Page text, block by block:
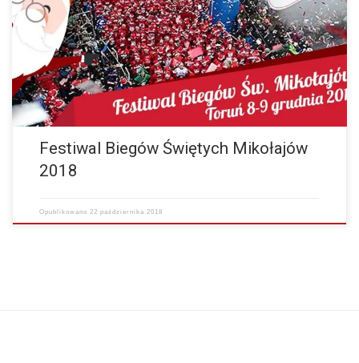
Coraz bliżej do naszego Mikołajkowego święta biegowego w Toruniu!
Jesteśmy w trakcie gorących przygotowań i chyba czas najwyższy
ujawnić niektóre szczegóły dotyczące imprezy. Festiwal Biegów…więcej
Festiwal Biegów Świętych Mikołajów
2018
Opublikowano22 października 2018